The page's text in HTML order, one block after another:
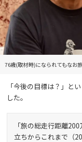
76歳(取材時)になられてもなお
「今後の目標は？」と
した。
「旅の総走行距離
立ちからこれまで（